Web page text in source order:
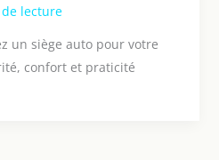
lecture
un siège auto pour votre
confort et praticité